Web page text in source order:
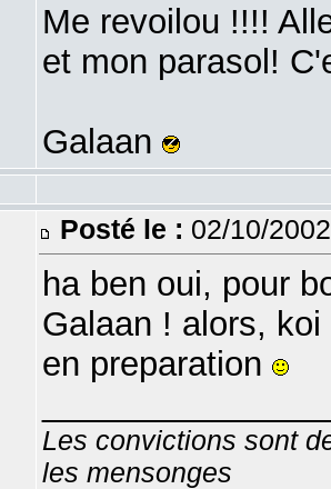
Me revoilou !!!!
et mon parasol!
Galaan
Posté le : 02/10/
ha ben oui, pour
Galaan ! alors,
en preparation
Les convictions sont
les mensonges